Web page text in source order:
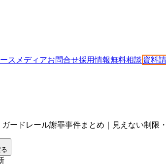
ス メディアお問合せ採用情報無料相談 資料
ガードレール謝罪事件まとめ｜見えない制